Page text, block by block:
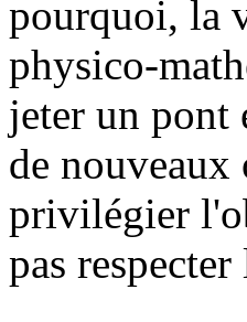
pourquoi, la
physico-
jeter un pont
de nouveaux
privilégier
pas